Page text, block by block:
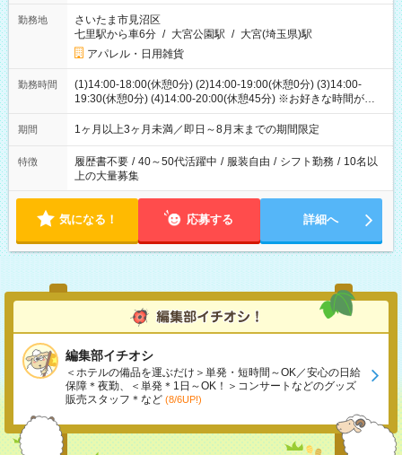
勤務地
さいたま市見沼区
七里駅から車6分 / 大宮公園駅 / 大宮(埼玉県)駅
アパレル・日用雑貨
勤務時間
(1)14:00-18:00(休憩0分) (2)14:00-19:00(休憩0分) (3)14:00-
19:30(休憩0分) (4)14:00-20:00(休憩45分) ※お好きな時間が選べ
ます
期間 1ヶ月以上3ヶ月未満／即日～8月末までの期間限定
特徴 履歴書不要 / 40～50代活躍中 / 服装自由 / シフト勤務 / 10名以
上の大量募集
気になる！ 応募する 詳細へ
編集部イチオシ
＜ホテルの備品を運ぶだけ＞単発・短時間～OK／安心の日給
保障＊夜勤、＜単発＊1日～OK！＞コンサートなどのグッズ
販売スタッフ＊など (8/6UP!)